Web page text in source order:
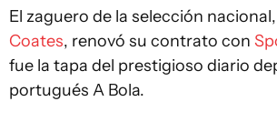
El zaguero de la selección nacional,
Coates, renovó su contrato con
fue la tapa del prestigioso diario
portugués A Bola.